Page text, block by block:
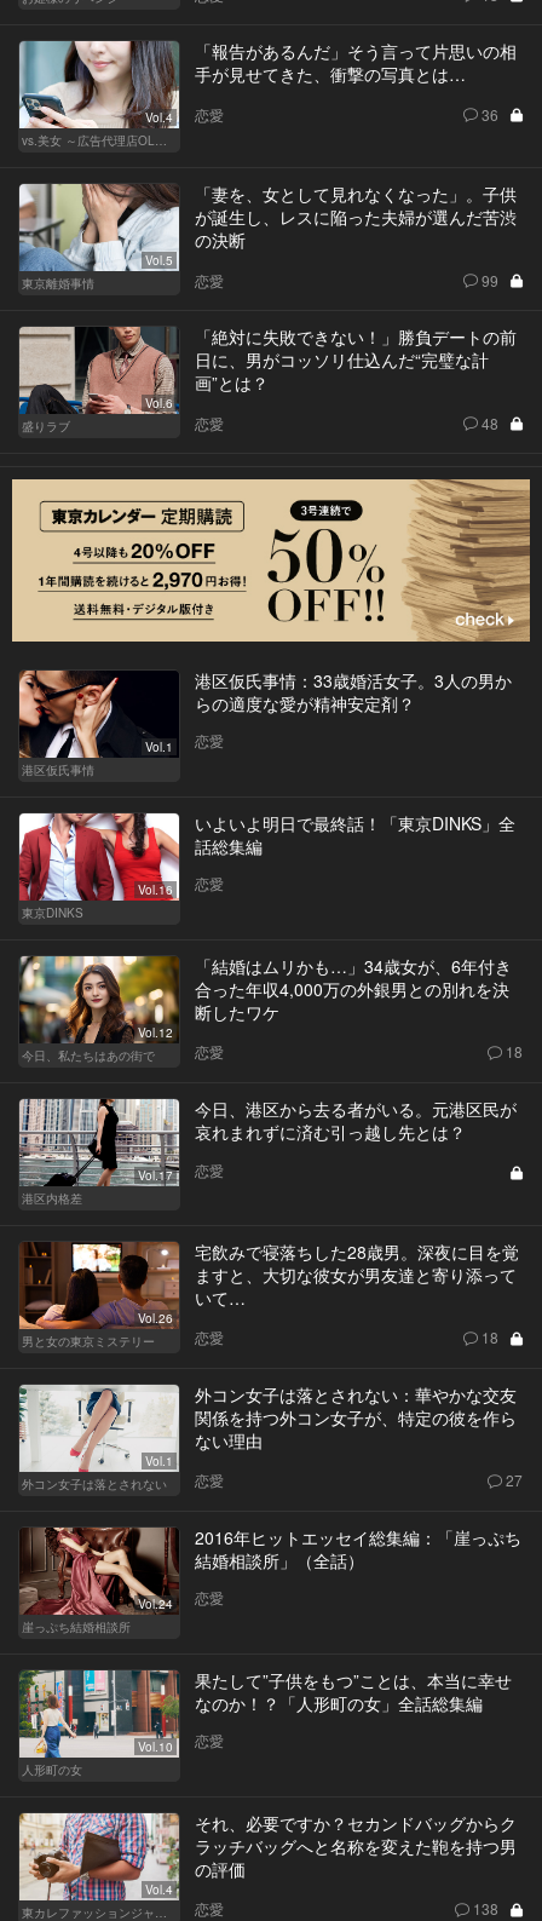
Vol.4
vs.美女 ～広告代理店OLの挑戦～
「報告があるんだ」そう言って片思いの相
手が見せてきた、衝撃の写真とは…
恋愛 36
Vol.5
東京離婚事情
「妻を、女として見れなくなった」。子供
が誕生し、レスに陥った夫婦が選んだ苦渋
の決断
恋愛 99
Vol.6
盛りラブ
「絶対に失敗できない！」勝負デートの前
日に、男がコッソリ仕込んだ“完璧な計
画”とは？
恋愛 48
Vol.1
港区仮氏事情
港区仮氏事情：33歳婚活女子。3人の男か
らの適度な愛が精神安定剤？
恋愛
Vol.16
東京DINKS
いよいよ明日で最終話！「東京DINKS」全
話総集編
恋愛
Vol.12
今日、私たちはあの街で
「結婚はムリかも…」34歳女が、6年付き
合った年収4,000万の外銀男との別れを決
断したワケ
恋愛 18
Vol.17
港区内格差
今日、港区から去る者がいる。元港区民が
哀れまれずに済む引っ越し先とは？
恋愛
Vol.26
男と女の東京ミステリー
宅飲みで寝落ちした28歳男。深夜に目を覚
ますと、大切な彼女が男友達と寄り添って
いて…
恋愛 18
Vol.1
外コン女子は落とされない
外コン女子は落とされない：華やかな交友
関係を持つ外コン女子が、特定の彼を作ら
ない理由
恋愛 27
Vol.24
崖っぷち結婚相談所
2016年ヒットエッセイ総集編：「崖っぷち
結婚相談所」（全話）
恋愛
Vol.10
人形町の女
果たして”子供をもつ”ことは、本当に幸せ
なのか！？「人形町の女」全話総集編
恋愛
Vol.4
それ、必要ですか？セカンドバッグからク
ラッチバッグへと名称を変えた鞄を持つ男
の評価
恋愛 138